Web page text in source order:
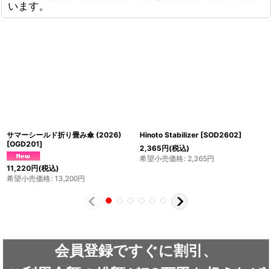
います。
サマーシールド折り畳み傘 (2026)
[OGD201]
11,220円(税込)
希望小売価格: 13,200円
Hinoto Stabilizer [SOD2602]
2,365円(税込)
希望小売価格: 2,365円
会員登録ですぐに割引、